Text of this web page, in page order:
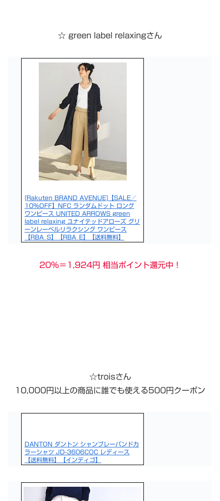
☆ green label relaxingさん
[Rakuten BRAND AVENUE]【SALE／
10%OFF】NFC ランダムドット ロング
ワンピース UNITED ARROWS green
label relaxing ユナイテッドアローズ グリ
ーンレーベルリラクシング ワンピース
【RBA_S】【RBA_E】【送料無料】
20％＝1,924円 相当ポイント還元中！
☆troisさん
10,000円以上の商品に誰でも使える500円クーポン
DANTON ダントン シャンブレーバンドカ
ラーシャツ JD-3606COC レディース
【送料無料】【インディゴ】